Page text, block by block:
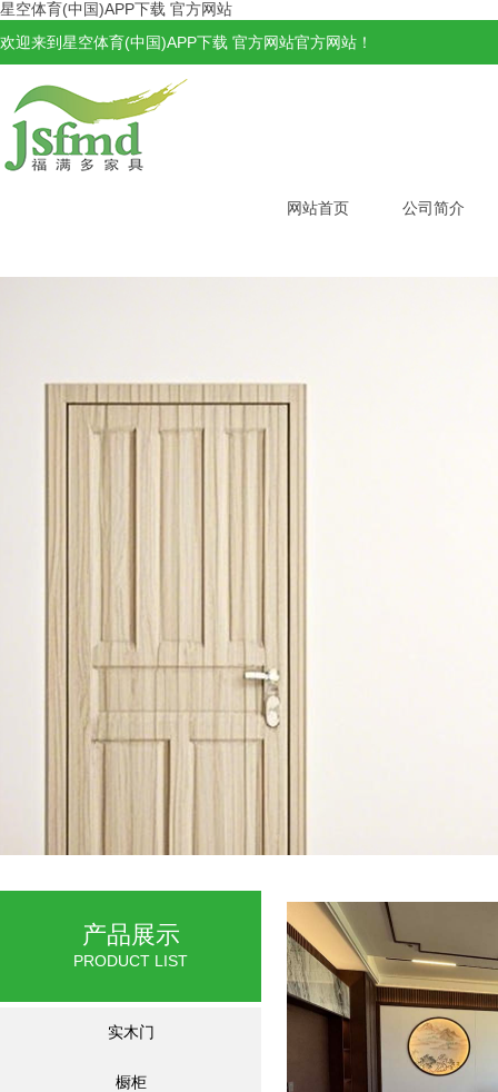
星空体育(中国)APP下载 官方网站
欢迎来到星空体育(中国)APP下载 官方网站官方网站！
网站首页 公司简介
产品展示
PRODUCT LIST
实木门
橱柜